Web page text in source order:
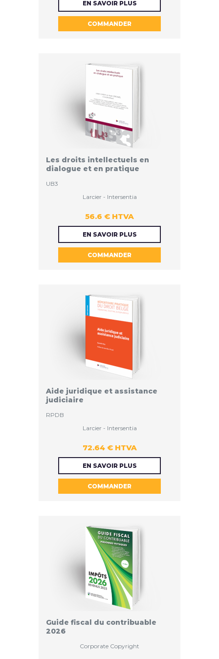
EN SAVOIR PLUS
COMMANDER
Les droits intellectuels en
dialogue et en pratique
UB3
56.6 € HTVA
Larcier - Intersentia
EN SAVOIR PLUS
COMMANDER
56.6 €
Aide juridique et assistance
judiciaire
RPDB
72.64 € HTVA
Larcier - Intersentia
EN SAVOIR PLUS
COMMANDER
72.64 €
Guide fiscal du contribuable
2026
Corporate Copyright